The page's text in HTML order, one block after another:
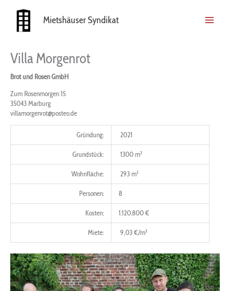
springen
Mietshäuser Syndikat
Villa Morgenrot
Brot und Rosen GmbH
Zum Rosenmorgen 15
35043 Marburg
villamorgenrot@posteo.de
Gründung: 2021
Grundstück: 1300 m²
Wohnfläche: 293 m²
Personen: 8
Kosten: 1.120.800 €
Miete: 9,03 €/m²